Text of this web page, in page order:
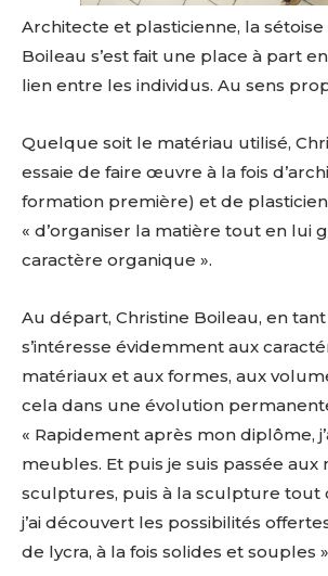
Architecte et plasticienne, la sétoise
Boileau s’est fait une place à part
lien entre les individus. Au sens
Quelque soit le matériau utilisé,
essaie de faire œuvre à la fois
formation première) et de
« d’organiser la matière tout en lui
caractère organique ».
Au départ, Christine Boileau, en
s’intéresse évidemment aux
matériaux et aux formes, aux
cela dans une évolution
« Rapidement après mon diplôme,
meubles. Et puis je suis passée aux
sculptures, puis à la sculpture tout
j’ai découvert les possibilités
de lycra, à la fois solides et souples